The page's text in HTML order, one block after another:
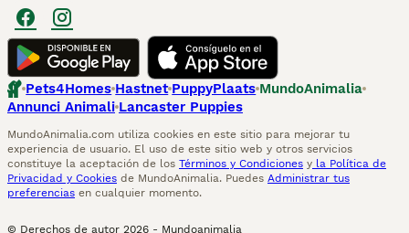
Pets4Homes Hastnet PuppyPlaats MundoAnimalia
Annunci Animali Lancaster Puppies
MundoAnimalia.com utiliza cookies en este sitio para mejorar tu
experiencia de usuario. El uso de este sitio web y otros servicios
constituye la aceptación de los Términos y Condiciones y la Política de
Privacidad y Cookies de MundoAnimalia. Puedes Administrar tus
preferencias en cualquier momento.
© Derechos de autor 2026 - Mundoanimalia